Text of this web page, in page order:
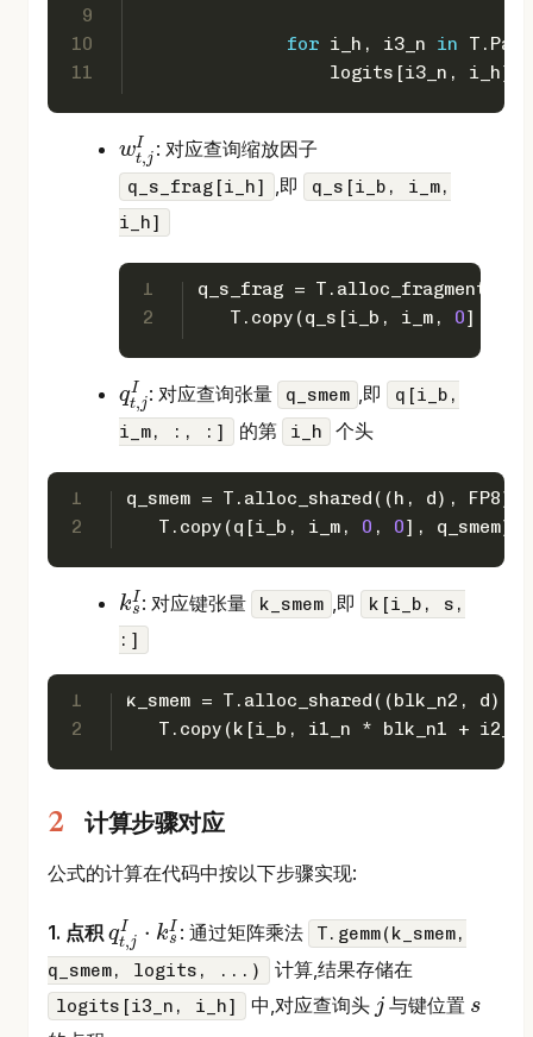
9
10
11
for i_h, i3_n in
logits[i3_n, i_h]
wI
t,j
wt I
: 对应查询缩放因子
q_s_frag[i_h] ,即
q_s[i_b, i_m,
i_h]
1
2
q_s_frag = T.alloc_fragment(h,
   T.copy(q_s[i_b, i_m,
0],
qI
t,j
q jI
: 对应查询张量 q_smem ,即
q[i_b,
i_m, :, :]
的第 i_h 个头
1
2
q_smem = T.alloc_shared((h, d), FP8)
   T.copy(q[i_b, i_m,
0 , 0], q_smem)
kI
s
k s
: 对应键张量 k_smem ,即
k[i_b, s,
:]
1
2
k_smem = T.alloc_shared((blk_n2, d),
T.copy(k[i_b, i1_n * blk_n1 +
计算步骤对应
公式的计算在代码中按以下步骤实现:
1. 点积 qI
t,j ⋅ kI
s
q jI⋅ksI
: 通过矩阵乘法
T.gemm(k_smem,
q_smem, logits, ...)
计算,结果存储在
logits[i3_n, i_h] 中,对应查询头 j 与键位置 s